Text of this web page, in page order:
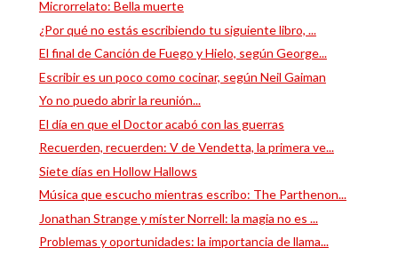
Microrrelato: Bella muerte
¿Por qué no estás escribiendo tu siguiente libro, ...
El final de Canción de Fuego y Hielo, según George...
Escribir es un poco como cocinar, según Neil Gaiman
Yo no puedo abrir la reunión...
El día en que el Doctor acabó con las guerras
Recuerden, recuerden: V de Vendetta, la primera ve...
Siete días en Hollow Hallows
Música que escucho mientras escribo: The Parthenon...
Jonathan Strange y míster Norrell: la magia no es ...
Problemas y oportunidades: la importancia de llama...